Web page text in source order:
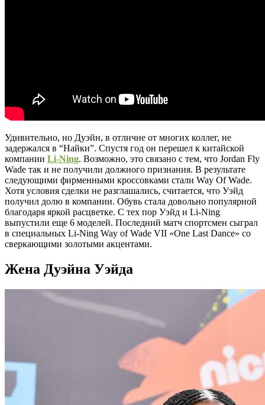
Удивительно, но Дуэйн, в отличие от многих коллег, не
задержался в “Найки”. Спустя год он перешел к китайской
компании Li-Ning. Возможно, это связано с тем, что Jordan Fly
Wade так и не получили должного признания. В результате
следующими фирменными кроссовками стали Way Of Wade.
Хотя условия сделки не разглашались, считается, что Уэйд
получил долю в компании. Обувь стала довольно популярной
благодаря яркой расцветке. С тех пор Уэйд и Li-Ning
выпустили еще 6 моделей. Последний матч спортсмен сыграл
в специальных Li-Ning Way of Wade VII «One Last Dance» со
сверкающими золотыми акцентами.
Жена Дуэйна Уэйда